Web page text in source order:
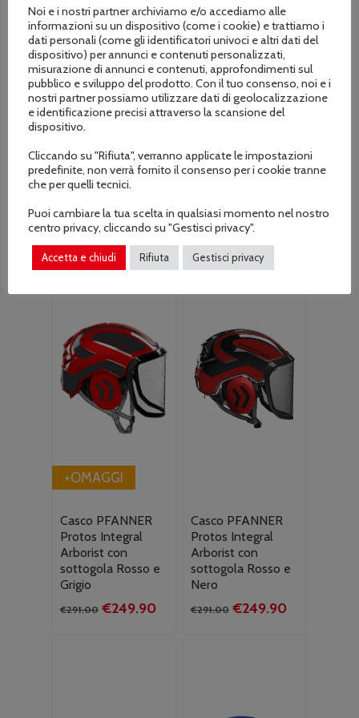
Casco PFANNER
Arborist con
sottogola Giallo
Fluo e Nero
€ 291.00 Il
prezzo
originale
era:
€249.90Il
prezzo
attuale
è:
Arborist con
sottogola Giallo
€291.00 Il
prezzo
originale
era:
€249.90Il
Casco PFANNER
Protos Integral
Arborist con
sottogola Rosso e
Grigio
€291.00 Il
€249.90Il
+OMAGGI
Casco PFANNER
Protos Integral
Arborist con
sottogola Rosso e
Nero
€291.00 Il
€249.90Il
Noi e i nostri partner archiviamo e/o accediamo alle
informazioni su un dispositivo (come i cookie) e trattiamo i
dati personali (come gli identificatori univoci e altri dati del
dispositivo) per annunci e contenuti personalizzati,
misurazione di annunci e contenuti, approfondimenti sul
pubblico e sviluppo del prodotto. Con il tuo consenso, noi e i
nostri partner possiamo utilizzare dati di geolocalizzazione
e identificazione precisi attraverso la scansione del
dispositivo.
Cliccando su "Rifiuta", verranno applicate le impostazioni
predefinite, non verrà fornito il consenso per i cookie tranne
che per quelli tecnici.
Puoi cambiare la tua scelta in qualsiasi momento nel nostro
centro privacy, cliccando su "Gestisci privacy".
Accetta e chiudi Rifiuta Gestisci privacy